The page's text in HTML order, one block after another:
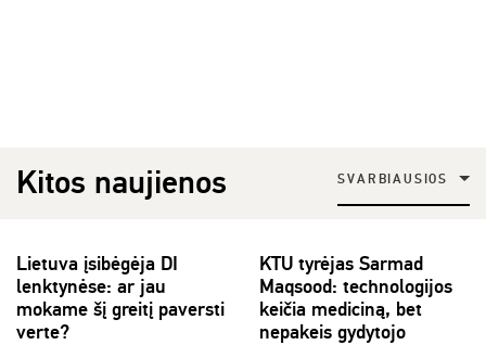
Kitos naujienos SVARBIAUSIOS
Lietuva įsibėgėja DI
lenktynėse: ar jau
mokame šį greitį paversti
verte?
KTU tyrėjas Sarmad
Maqsood: technologijos
keičia mediciną, bet
nepakeis gydytojo